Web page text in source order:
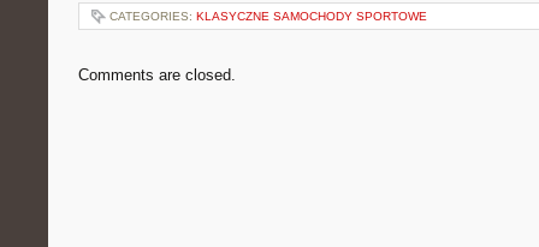
CATEGORIES: KLASYCZNE SAMOCHODY SPORTOWE
Comments are closed.